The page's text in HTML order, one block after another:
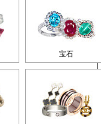
宝石